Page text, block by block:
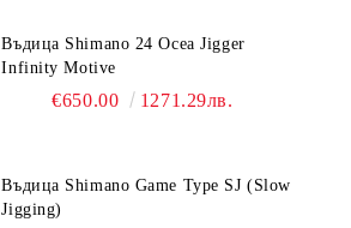
Въдица Shimano 24 Ocea Jigger
Infinity Motive
€650.00 1271.29лв.
Въдица Shimano Game Type SJ (Slow
Jigging)